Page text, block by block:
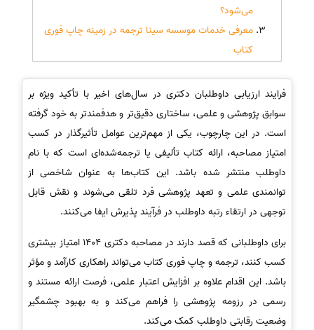
می‌شود؟
معرفی خدمات موسسه سینا ترجمه در زمینه چاپ فوری
کتاب
فرایند ارزیابی داوطلبان دکتری در سال‌های اخیر با تأکید ویژه بر
سوابق پژوهشی و علمی، ساختاری دقیق‌تر و هدفمندتر به خود گرفته
است. در این چارچوب، یکی از مهم‌ترین عوامل تأثیرگذار در کسب
امتیاز مصاحبه، ارائه کتاب تألیفی یا ترجمه‌شده‌ای است که با نام
داوطلب منتشر شده باشد. این کتاب‌ها به عنوان شاخصی از
توانمندی علمی و تعهد پژوهشی فرد تلقی می‌شوند و نقش قابل
توجهی در ارتقاء رتبه داوطلب در فرآیند پذیرش ایفا می‌کنند.
برای داوطلبانی که قصد دارند در مصاحبه دکتری 1404 امتیاز بیشتری
کسب کنند، ترجمه و چاپ فوری کتاب می‌تواند راهکاری کارآمد و مؤثر
باشد. این اقدام علاوه بر افزایش اعتبار علمی، فرصت ارائه مستند و
رسمی در رزومه پژوهشی را فراهم می‌کند و به بهبود چشمگیر
وضعیت رقابتی داوطلب کمک می‌کند.